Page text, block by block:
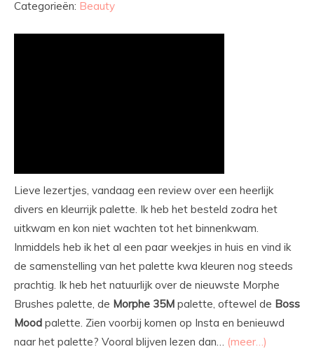
Categorieën: Beauty
Lieve lezertjes, vandaag een review over een heerlijk
divers en kleurrijk palette. Ik heb het besteld zodra het
uitkwam en kon niet wachten tot het binnenkwam.
Inmiddels heb ik het al een paar weekjes in huis en vind ik
de samenstelling van het palette kwa kleuren nog steeds
prachtig. Ik heb het natuurlijk over de nieuwste Morphe
Brushes palette, de Morphe 35M palette, oftewel de Boss
Mood palette. Zien voorbij komen op Insta en benieuwd
naar het palette? Vooral blijven lezen dan… (meer…)